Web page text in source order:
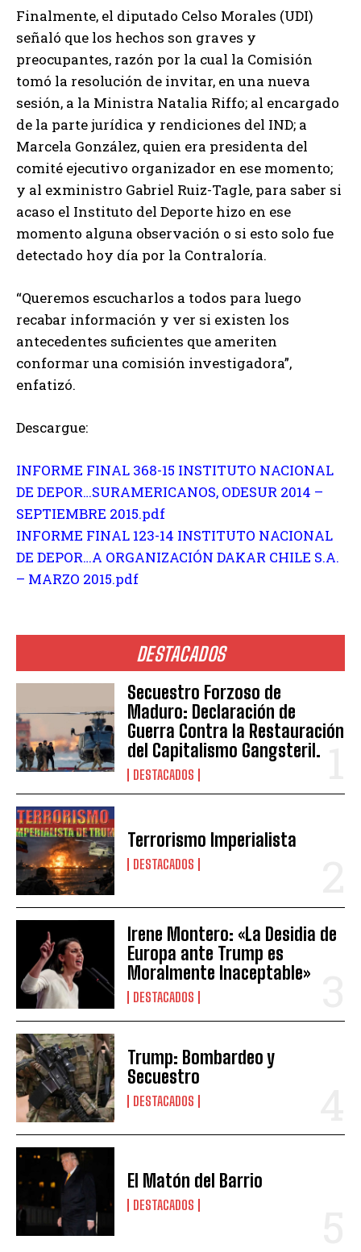
DESTACADOS
Secuestro Forzoso de
Maduro: Declaración de
Guerra Contra la Restauración
del Capitalismo Gangsteril.
DESTACADOS
Terrorismo Imperialista
DESTACADOS
Irene Montero: «La Desidia de
Europa ante Trump es
Moralmente Inaceptable»
DESTACADOS
Trump: Bombardeo y
Secuestro
DESTACADOS
El Matón del Barrio
DESTACADOS
Finalmente, el diputado Celso Morales (UDI)
señaló que los hechos son graves y
preocupantes, razón por la cual la Comisión
tomó la resolución de invitar, en una nueva
sesión, a la Ministra Natalia Riffo; al encargado
de la parte jurídica y rendiciones del IND; a
Marcela González, quien era presidenta del
comité ejecutivo organizador en ese momento;
y al exministro Gabriel Ruiz-Tagle, para saber si
acaso el Instituto del Deporte hizo en ese
momento alguna observación o si esto solo fue
detectado hoy día por la Contraloría.
“Queremos escucharlos a todos para luego
recabar información y ver si existen los
antecedentes suficientes que ameriten
conformar una comisión investigadora”,
enfatizó.
Descargue:
INFORME FINAL 368-15 INSTITUTO NACIONAL
DE DEPOR…SURAMERICANOS, ODESUR 2014 –
SEPTIEMBRE 2015.pdf
INFORME FINAL 123-14 INSTITUTO NACIONAL
DE DEPOR…A ORGANIZACIÓN DAKAR CHILE S.A.
– MARZO 2015.pdf